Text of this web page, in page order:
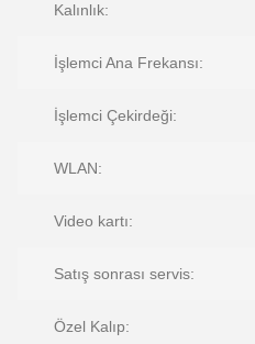
Kalınlık:
İşlemci Ana Frekansı:
İşlemci Çekirdeği:
WLAN:
Video kartı:
Satış sonrası servis:
Özel Kalıp: